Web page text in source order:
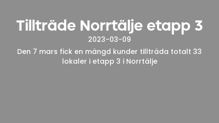
Tillträde Norrtälje etapp 3
2023-03-09
Den 7 mars fick en mängd kunder tillträda totalt 33
lokaler i etapp 3 i Norrtälje